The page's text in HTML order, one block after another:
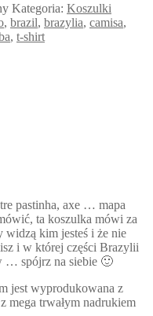
Kategoria: Koszulki
, brazil, brazylia, camisa,
, t-shirt
pastinha, axe … mapa
ta koszulka mówi za
widzą kim jesteś i że nie
i w której części Brazylii
… spójrz na siebie 🙂
jest wyprodukowana z
mega trwałym nadrukiem